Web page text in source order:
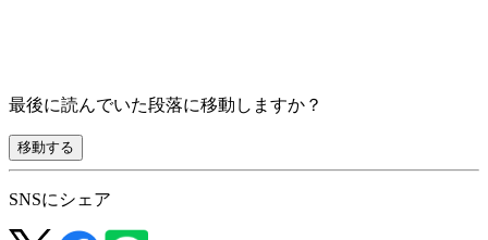
最後に読んでいた段落に移動しますか？
移動する
SNSにシェア